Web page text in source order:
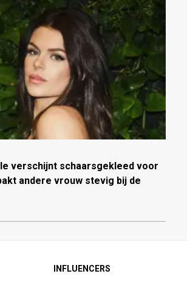
verschijnt schaarsgekleed voor
andere vrouw stevig bij de
INFLUENCERS